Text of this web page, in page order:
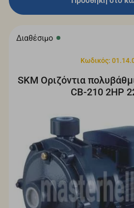
Διαθέσιμο
Κωδικός:
SKM Οριζόντια
CΒ-210 2HP